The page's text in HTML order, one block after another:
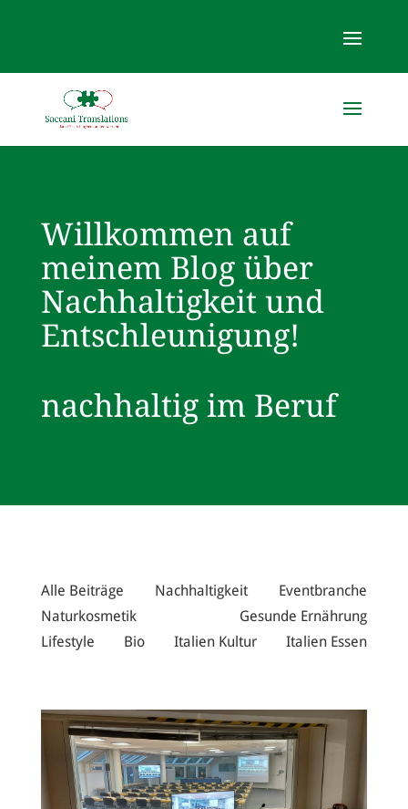
Willkommen auf
meinem Blog über
Nachhaltigkeit und
Entschleunigung!
nachhaltig im Beruf
Alle Beiträge Nachhaltigkeit
Eventbranche
Naturkosmetik
Gesunde Ernährung
Lifestyle
Bio Italien Kultur Italien Essen